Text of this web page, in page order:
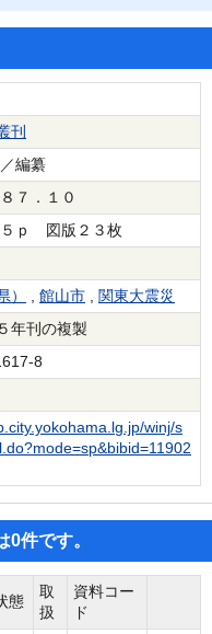
刊
／編纂
７．１０
５ｐ 図版２３枚
） , 館山市 , 関東大震災
年刊の複製
8
winj/s
件です。
態
取
扱
資料コー
ド